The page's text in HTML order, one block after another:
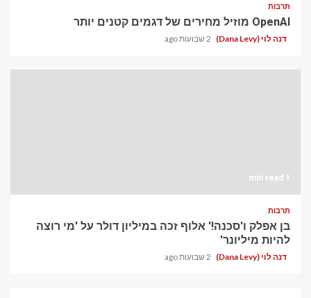
תרבות
OpenAI מוזיל מחירים של דגמים קטנים יותר
דנה לוי (Dana Levy) 2 שבועות ago
1 min read
תרבות
בן אפלק ו'סכנה!' אלוף זכה במיליון דולר על 'מי רוצה
להיות מיליונר'
דנה לוי (Dana Levy) 2 שבועות ago